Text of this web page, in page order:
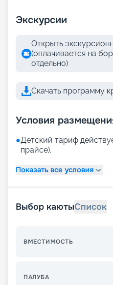
Экскурсии
Открыть
(оплачивается на
отдельно)
Скачать программу
Условия
●Детский тариф
прайсе).
Показать все условия
Выбор каютыСписок
ВМЕСТИМОСТЬ
ПАЛУБА